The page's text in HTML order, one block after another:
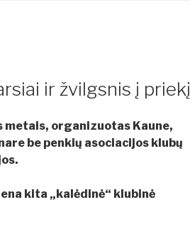
ir žvilgsnis į priekį
metais, organizuotas Kaune,
be penkių asociacijos klubų
kita „kalėdinė“ klubinė